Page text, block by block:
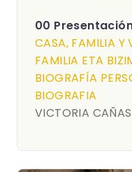
00
CASA, FAMILIA Y
FAMILIA ETA
BIOGRAFÍA
BIOGRAFIA
VICTORIA